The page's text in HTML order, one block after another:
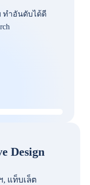
ทำอันดับได้ดี
Design
แท็บเล็ต